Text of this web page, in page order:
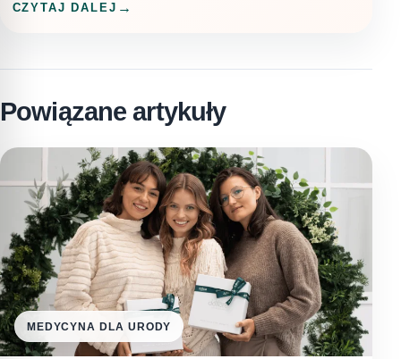
CZYTAJ DALEJ
Powiązane artykuły
MEDYCYNA DLA URODY